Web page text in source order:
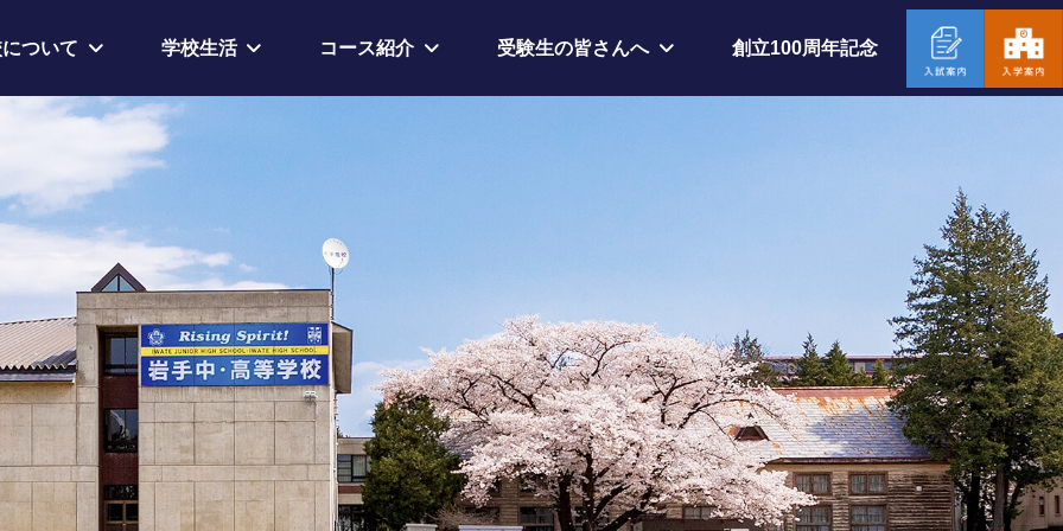
ついて 学校生活 コース紹介 受験生の皆さんへ 創立100周年記念